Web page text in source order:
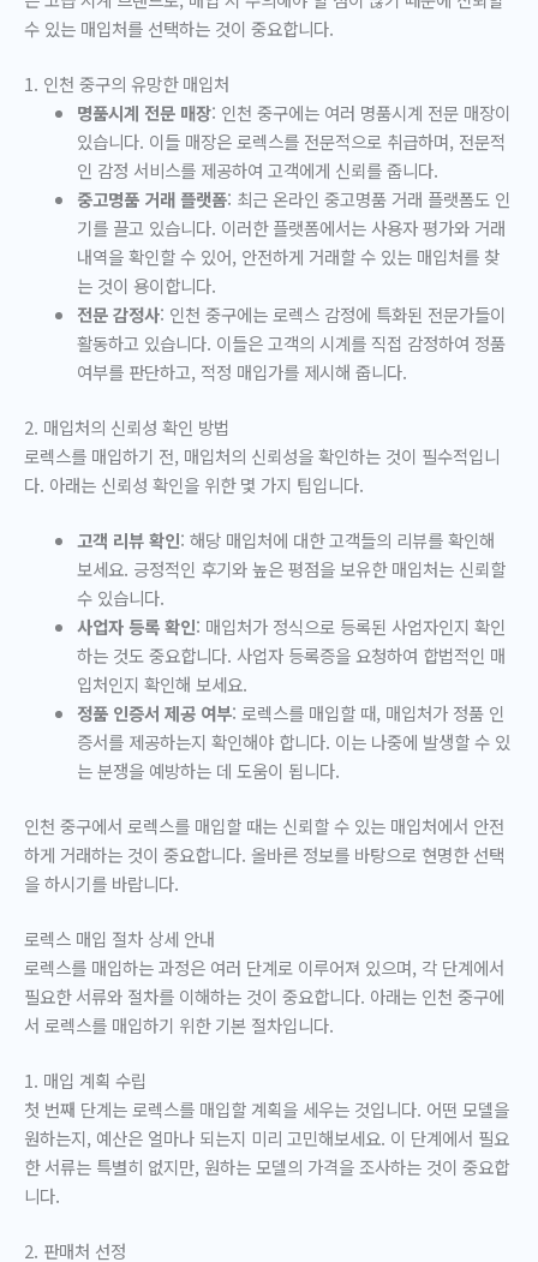
수 있는 매입처를 선택하는 것이 중요합니다.
1. 인천 중구의 유망한 매입처
명품시계 전문 매장: 인천 중구에는 여러 명품시계 전문 매장이
있습니다. 이들 매장은 로렉스를 전문적으로 취급하며, 전문적
인 감정 서비스를 제공하여 고객에게 신뢰를 줍니다.
중고명품 거래 플랫폼: 최근 온라인 중고명품 거래 플랫폼도 인
기를 끌고 있습니다. 이러한 플랫폼에서는 사용자 평가와 거래
내역을 확인할 수 있어, 안전하게 거래할 수 있는 매입처를 찾
는 것이 용이합니다.
전문 감정사: 인천 중구에는 로렉스 감정에 특화된 전문가들이
활동하고 있습니다. 이들은 고객의 시계를 직접 감정하여 정품
여부를 판단하고, 적정 매입가를 제시해 줍니다.
2. 매입처의 신뢰성 확인 방법
로렉스를 매입하기 전, 매입처의 신뢰성을 확인하는 것이 필수적입니
다. 아래는 신뢰성 확인을 위한 몇 가지 팁입니다.
고객 리뷰 확인: 해당 매입처에 대한 고객들의 리뷰를 확인해
보세요. 긍정적인 후기와 높은 평점을 보유한 매입처는 신뢰할
수 있습니다.
사업자 등록 확인: 매입처가 정식으로 등록된 사업자인지 확인
하는 것도 중요합니다. 사업자 등록증을 요청하여 합법적인 매
입처인지 확인해 보세요.
정품 인증서 제공 여부: 로렉스를 매입할 때, 매입처가 정품 인
증서를 제공하는지 확인해야 합니다. 이는 나중에 발생할 수 있
는 분쟁을 예방하는 데 도움이 됩니다.
인천 중구에서 로렉스를 매입할 때는 신뢰할 수 있는 매입처에서 안전
하게 거래하는 것이 중요합니다. 올바른 정보를 바탕으로 현명한 선택
을 하시기를 바랍니다.
로렉스 매입 절차 상세 안내
로렉스를 매입하는 과정은 여러 단계로 이루어져 있으며, 각 단계에서
필요한 서류와 절차를 이해하는 것이 중요합니다. 아래는 인천 중구에
서 로렉스를 매입하기 위한 기본 절차입니다.
1. 매입 계획 수립
첫 번째 단계는 로렉스를 매입할 계획을 세우는 것입니다. 어떤 모델을
원하는지, 예산은 얼마나 되는지 미리 고민해보세요. 이 단계에서 필요
한 서류는 특별히 없지만, 원하는 모델의 가격을 조사하는 것이 중요합
니다.
2. 판매처 선정